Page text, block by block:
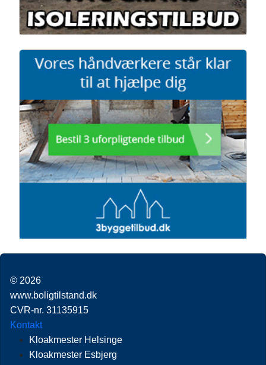
© 2026
www.boligtilstand.dk
CVR-nr. 31135915
Kontakt
Kloakmester Helsinge
Kloakmester Esbjerg